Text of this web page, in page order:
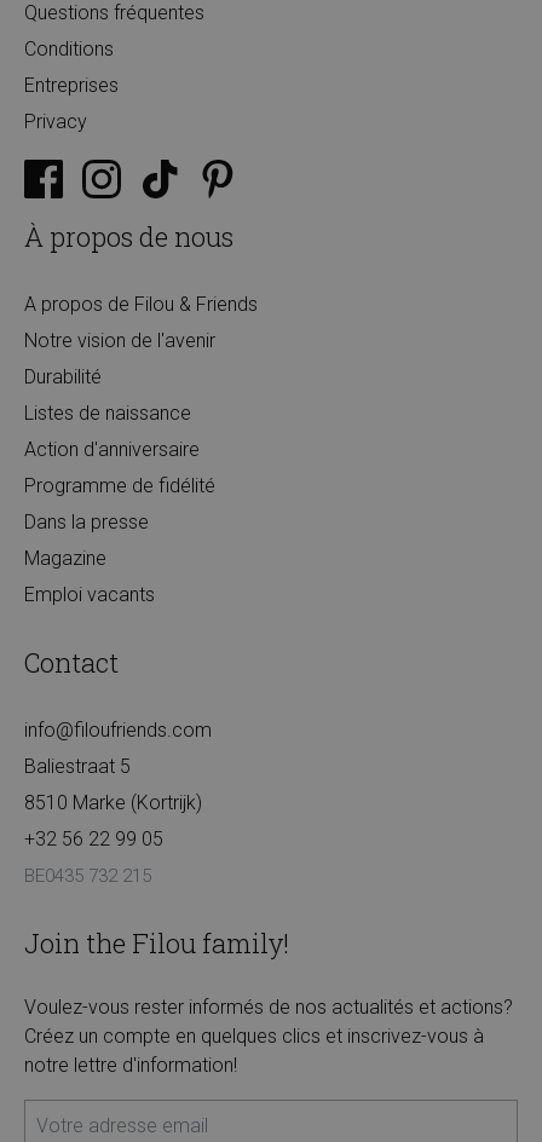
Questions fréquentes
Conditions
Entreprises
Privacy
À propos de nous
A propos de Filou & Friends
Notre vision de l'avenir
Durabilité
Listes de naissance
Action d'anniversaire
Programme de fidélité
Dans la presse
Magazine
Emploi vacants
Contact
info@filoufriends.com
Baliestraat 5
8510 Marke (Kortrijk)
+32 56 22 99 05
BE0435 732 215
Join the Filou family!
Voulez-vous rester informés de nos actualités et actions?
Créez un compte en quelques clics et inscrivez-vous à
notre lettre d'information!